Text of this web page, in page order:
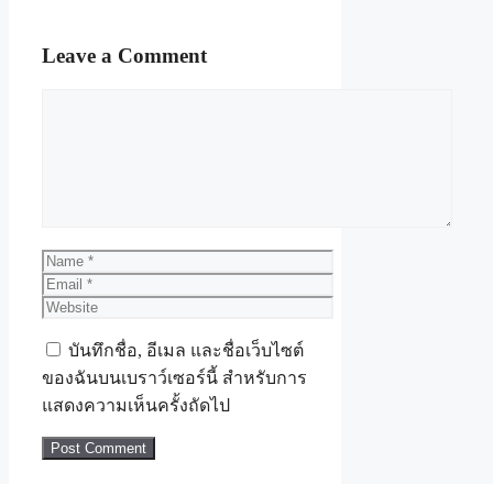
Leave a Comment
Name
Email
Website
บันทึกชื่อ, อีเมล และชื่อเว็บไซต์
ของฉันบนเบราว์เซอร์นี้ สำหรับการ
แสดงความเห็นครั้งถัดไป